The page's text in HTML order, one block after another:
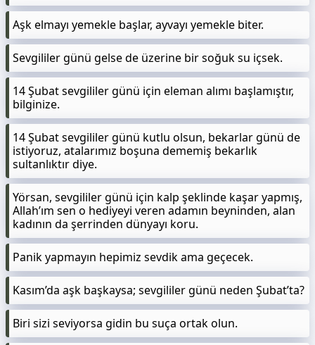
Aşk elmayı yemekle başlar, ayvayı yemekle biter.
Sevgililer günü gelse de üzerine bir soğuk su içsek.
14 Şubat sevgililer günü için eleman alımı başlamıştır,
bilginize.
14 Şubat sevgililer günü kutlu olsun, bekarlar günü de
istiyoruz, atalarımız boşuna dememiş bekarlık
sultanlıktır diye.
Yörsan, sevgililer günü için kalp şeklinde kaşar yapmış,
Allah’ım sen o hediyeyi veren adamın beyninden, alan
kadının da şerrinden dünyayı koru.
Panik yapmayın hepimiz sevdik ama geçecek.
Kasım’da aşk başkaysa; sevgililer günü neden Şubat’ta?
Biri sizi seviyorsa gidin bu suça ortak olun.